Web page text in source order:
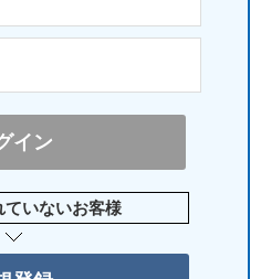
ていないお客様